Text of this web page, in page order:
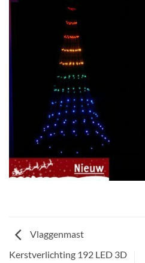
Vlaggenmast
Kerstverlichting 192 LED 3D